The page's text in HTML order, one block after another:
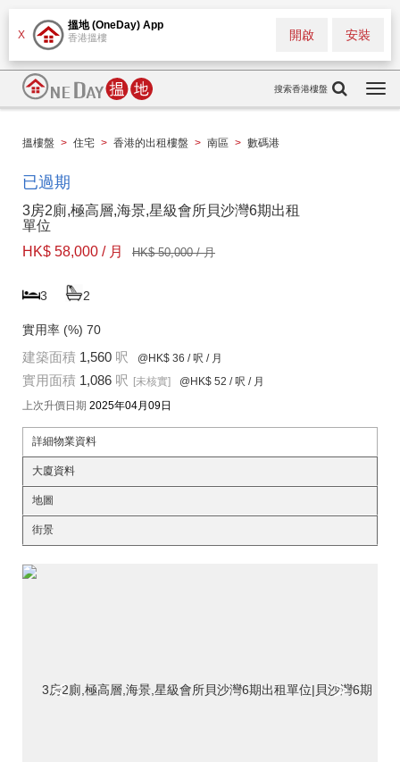
X
搵地 (OneDay) App
香港搵樓 安裝
開啟
搜索香港樓盤
搵樓盤 > 住宅 > 香港的出租樓盤 > 南區 > 數碼港
已過期
3房2廁,極高層,海景,星級會所貝沙灣6期出租
單位
HK$ 58,000 / 月
HK$ 50,000 / 月
3 2
實用率 (%) 70
建築面積 1,560 呎 @HK$ 36 / 呎 / 月
實用面積 1,086 呎 [未核實] @HK$ 52 / 呎 / 月
上次升價日期 2025年04月09日
詳細物業資料
大廈資料
地圖
街景
< >